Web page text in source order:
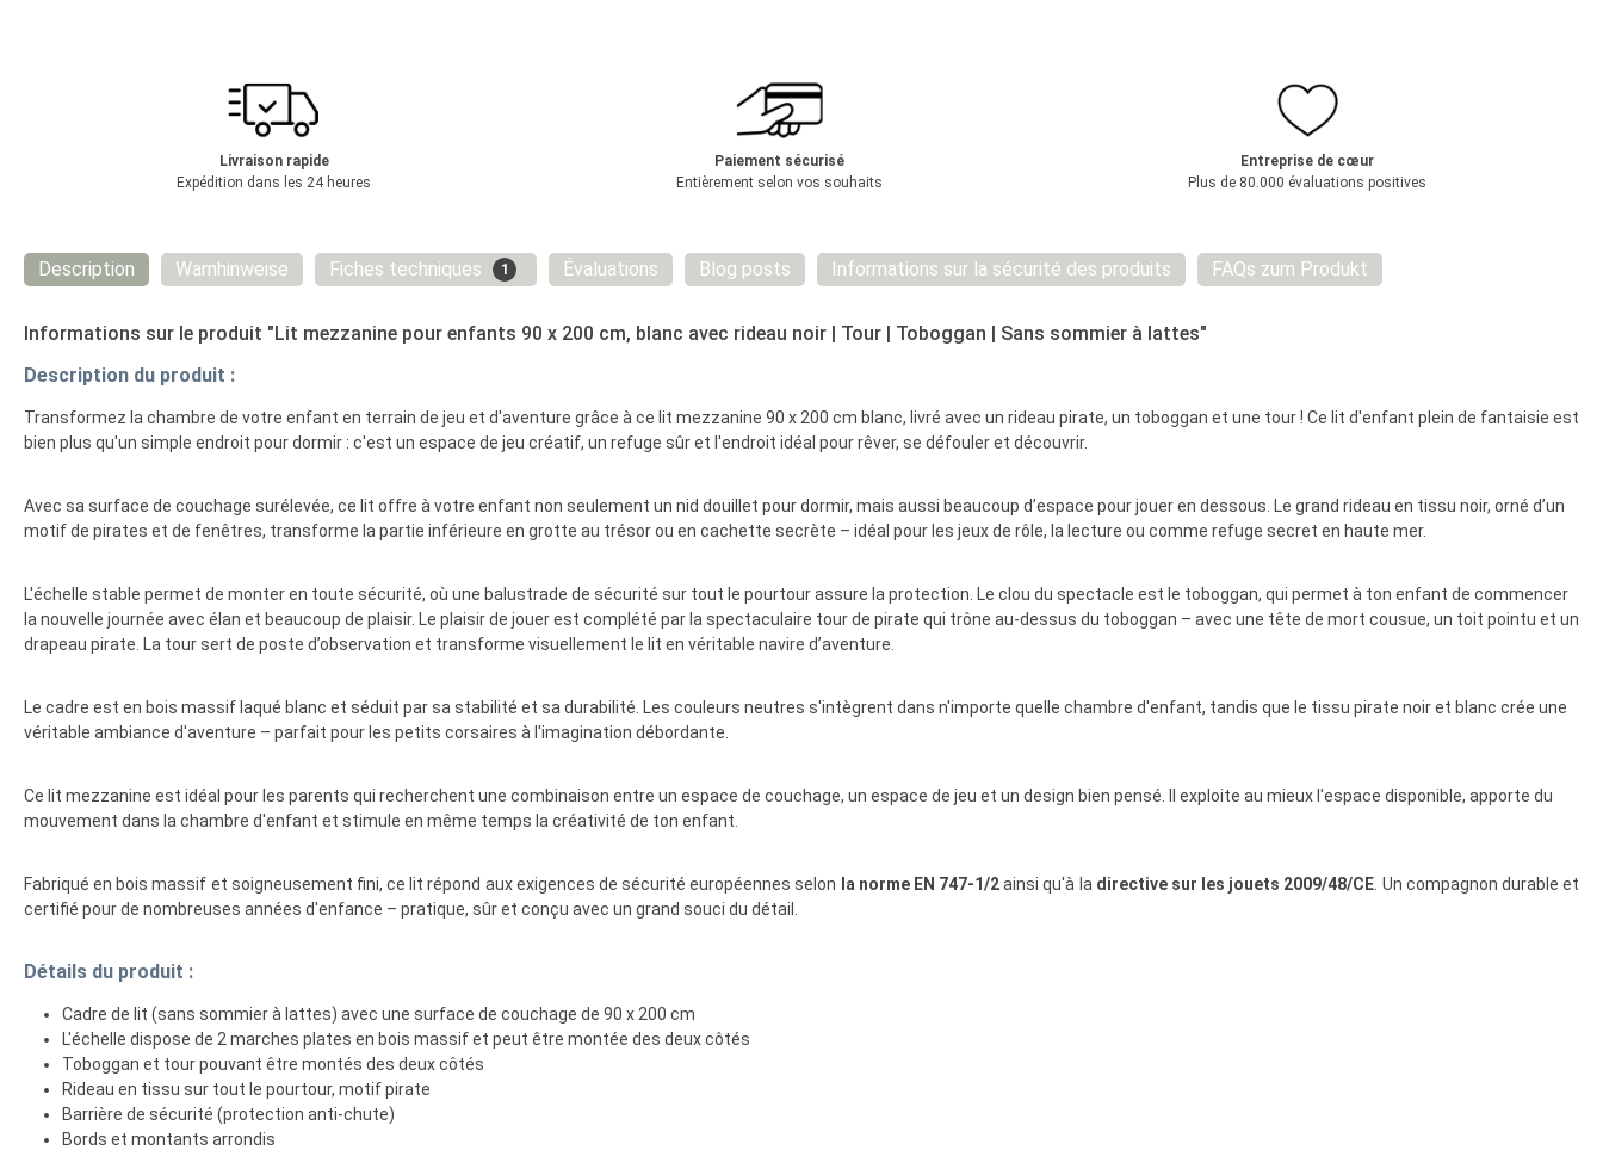
Livraison rapide
Expédition dans les 24 heures
Paiement sécurisé
Entièrement selon vos souhaits
Entreprise de cœur
Plus de 80.000 évaluations positives
Description Warnhinweise Fiches techniques 1 Évaluations Blog posts Informations sur la sécurité des produits FAQs zum Produkt
Informations sur le produit "Lit mezzanine pour enfants 90 x 200 cm, blanc avec rideau noir | Tour | Toboggan | Sans sommier à lattes"
Description du produit :
Transformez la chambre de votre enfant en terrain de jeu et d'aventure grâce à ce lit mezzanine 90 x 200 cm blanc, livré avec un rideau pirate, un toboggan et une tour ! Ce lit d'enfant plein de fantaisie est
bien plus qu'un simple endroit pour dormir : c'est un espace de jeu créatif, un refuge sûr et l'endroit idéal pour rêver, se défouler et découvrir.
Avec sa surface de couchage surélevée, ce lit offre à votre enfant non seulement un nid douillet pour dormir, mais aussi beaucoup d’espace pour jouer en dessous. Le grand rideau en tissu noir, orné d’un
motif de pirates et de fenêtres, transforme la partie inférieure en grotte au trésor ou en cachette secrète – idéal pour les jeux de rôle, la lecture ou comme refuge secret en haute mer.
L'échelle stable permet de monter en toute sécurité, où une balustrade de sécurité sur tout le pourtour assure la protection. Le clou du spectacle est le toboggan, qui permet à ton enfant de commencer
la nouvelle journée avec élan et beaucoup de plaisir. Le plaisir de jouer est complété par la spectaculaire tour de pirate qui trône au-dessus du toboggan – avec une tête de mort cousue, un toit pointu et un
drapeau pirate. La tour sert de poste d’observation et transforme visuellement le lit en véritable navire d’aventure.
Le cadre est en bois massif laqué blanc et séduit par sa stabilité et sa durabilité. Les couleurs neutres s'intègrent dans n'importe quelle chambre d'enfant, tandis que le tissu pirate noir et blanc crée une
véritable ambiance d'aventure – parfait pour les petits corsaires à l'imagination débordante.
Ce lit mezzanine est idéal pour les parents qui recherchent une combinaison entre un espace de couchage, un espace de jeu et un design bien pensé. Il exploite au mieux l'espace disponible, apporte du
mouvement dans la chambre d'enfant et stimule en même temps la créativité de ton enfant.
Fabriqué en bois massif et soigneusement fini, ce lit répond aux exigences de sécurité européennes selon la norme EN 747-1/2ainsi qu'à la directive sur les jouets 2009/48/CE . Un compagnon durable et
certifié pour de nombreuses années d'enfance – pratique, sûr et conçu avec un grand souci du détail.
Détails du produit :
Cadre de lit (sans sommier à lattes) avec une surface de couchage de 90 x 200 cm
L'échelle dispose de 2 marches plates en bois massif et peut être montée des deux côtés
Toboggan et tour pouvant être montés des deux côtés
Rideau en tissu sur tout le pourtour, motif pirate
Barrière de sécurité (protection anti-chute)
Bords et montants arrondis